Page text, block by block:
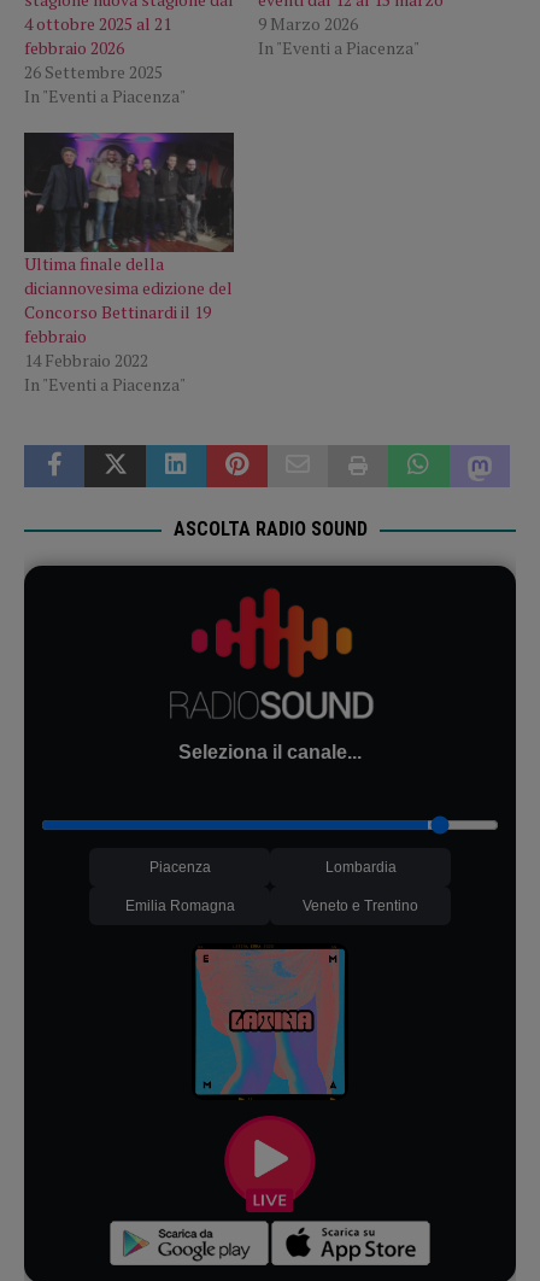
4 ottobre 2025 al 21
febbraio 2026
26 Settembre 2025
In "Eventi a Piacenza"
9 Marzo 2026
In "Eventi a Piacenza"
Ultima finale della
diciannovesima edizione del
Concorso Bettinardi il 19
febbraio
14 Febbraio 2022
In "Eventi a Piacenza"
ASCOLTA RADIO SOUND
Seleziona il canale...
Piacenza Lombardia
Emilia Romagna Veneto e Trentino